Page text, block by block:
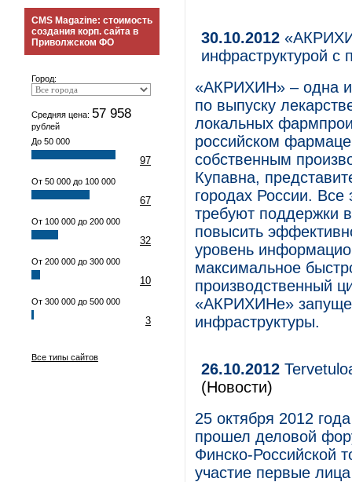
CMS Magazine: стоимость
создания корп. сайта в
Приволжском ФО
Город:
Средняя цена: 57 958
рублей
До 50 000
97
От 50 000 до 100 000
67
От 100 000 до 200 000
32
От 200 000 до 300 000
10
От 300 000 до 500 000
3
Все типы сайтов
30.10.2012
инфраструктурой
«АКРИХИН» – одна
по выпуску
локальных
российском
собственным
Купавна,
городах России.
требуют поддержки
повысить
уровень
максимальное
производственный
«АКРИХИНе»
инфраструктуры.
26.10.2012
(Новости)
25 октября 2012
прошел деловой
Финско-Российской
участие первые